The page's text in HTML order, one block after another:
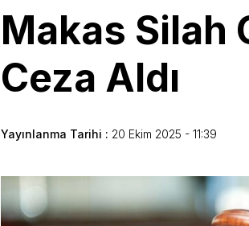
Makas Silah
Ceza Aldı
Yayınlanma Tarihi : 20 Ekim 2025 - 11:39